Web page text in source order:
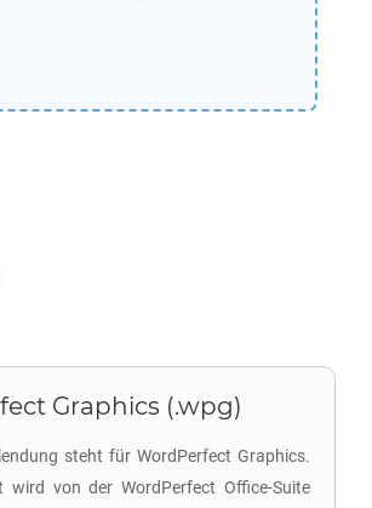
Graphics (.wpg)
steht für WordPerfect Graphics.
wird von der WordPerfect Office-Suite